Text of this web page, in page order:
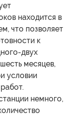
находится в
что позволяет
к
двух
месяцев,
условии
немного,